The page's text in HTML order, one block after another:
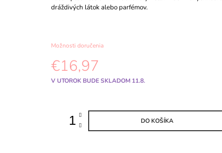
dráždivých látok alebo parfémov.
Možnosti doručenia
€16,97
Jednotková
V UTOROK BUDE SKLADOM 11.8.
DO KOŠÍKA